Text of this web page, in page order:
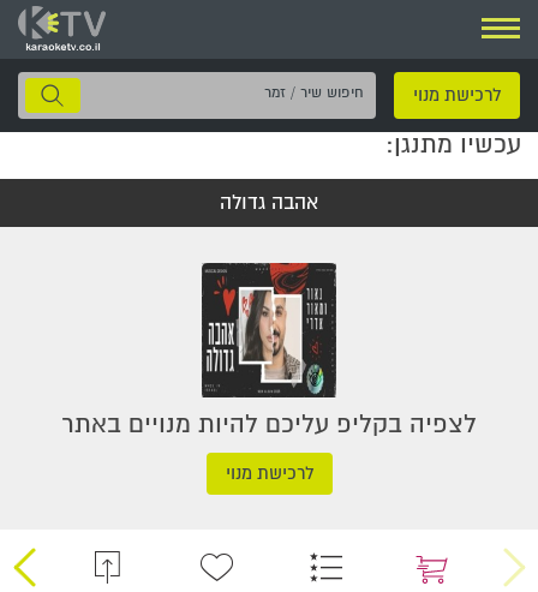
ניווט
לרכישת מנוי
חיפוש
שיר
עכשיו מתנגן:
אהבה גדולה
לצפיה בקליפ עליכם להיות מנויים באתר
לרכישת מנוי